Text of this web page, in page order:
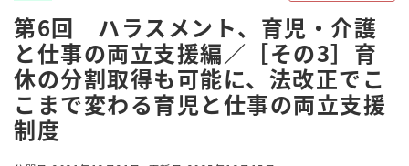
第6回 ハラスメント、育児・介護
と仕事の両立支援編／［その3］育
休の分割取得も可能に、法改正でこ
こまで変わる育児と仕事の両立支援
制度